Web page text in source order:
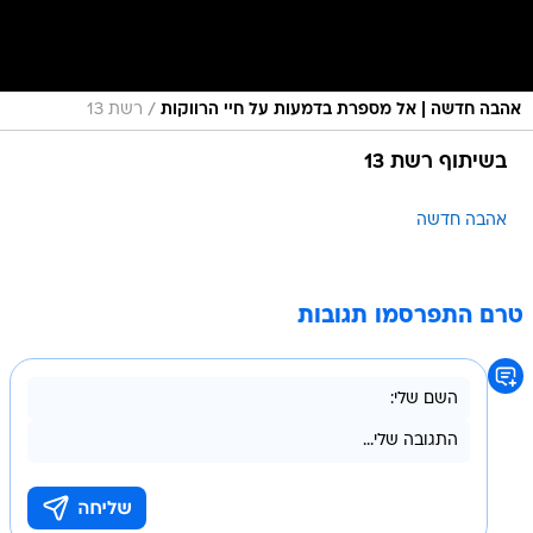
אהבה חדשה | אל מספרת בדמעות על חיי הרווקות / רשת 13
בשיתוף רשת 13
אהבה חדשה
טרם התפרסמו תגובות